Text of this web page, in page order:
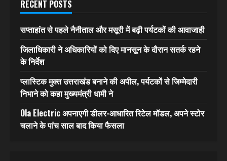
RECENT POSTS
सप्ताहांत से पहले नैनीताल और मसूरी में बढ़ी पर्यटकों की आवाजाही
जिलाधिकारी ने अधिकारियों को दिए मानसून के दौरान सतर्क रहने
के निर्देश
प्लास्टिक मुक्त उत्तराखंड बनाने की अपील, पर्यटकों से जिम्मेदारी
निभाने को कहा मुख्यमंत्री धामी ने
Ola Electric अपनाएगी डीलर-आधारित रिटेल मॉडल, अपने स्टोर
चलाने के पांच साल बाद किया फैसला